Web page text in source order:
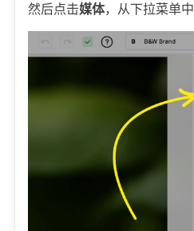
然后点击媒体，从下拉菜单